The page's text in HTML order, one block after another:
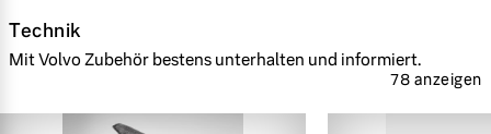
Technik
Mit Volvo Zubehör bestens unterhalten und informiert.
78 anzeigen